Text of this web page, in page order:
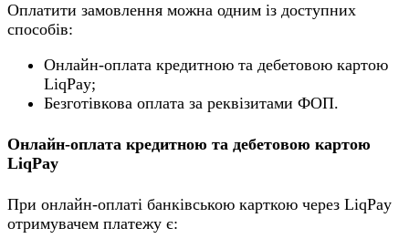
Оплатити замовлення можна одним із доступних
способів:
Онлайн-оплата кредитною та дебетовою картою
LiqPay;
Безготівкова оплата за реквізитами ФОП.
Онлайн-оплата кредитною та дебетовою картою
LiqPay
При онлайн-оплаті банківською карткою через LiqPay
отримувачем платежу є: